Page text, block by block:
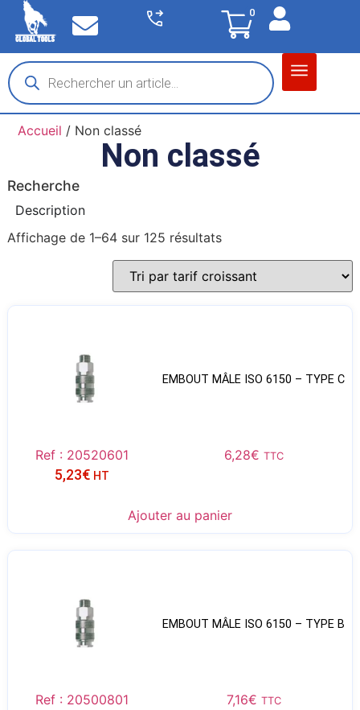
0
Accueil / Non classé
Non classé
Recherche
Description
Affichage de 1–64 sur 125 résultats
EMBOUT MÂLE ISO 6150 – TYPE C
Ref : 20520601 6,28€ TTC
5,23€ HT
Ajouter au panier
EMBOUT MÂLE ISO 6150 – TYPE B
Ref : 20500801 7,16€ TTC